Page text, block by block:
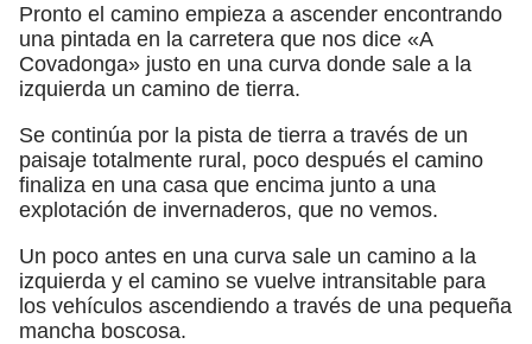
Pronto el camino empieza a ascender encontrando
una pintada en la carretera que nos dice «A
Covadonga» justo en una curva donde sale a la
izquierda un camino de tierra.
Se continúa por la pista de tierra a través de un
paisaje totalmente rural, poco después el camino
finaliza en una casa que encima junto a una
explotación de invernaderos, que no vemos.
Un poco antes en una curva sale un camino a la
izquierda y el camino se vuelve intransitable para
los vehículos ascendiendo a través de una pequeña
mancha boscosa.